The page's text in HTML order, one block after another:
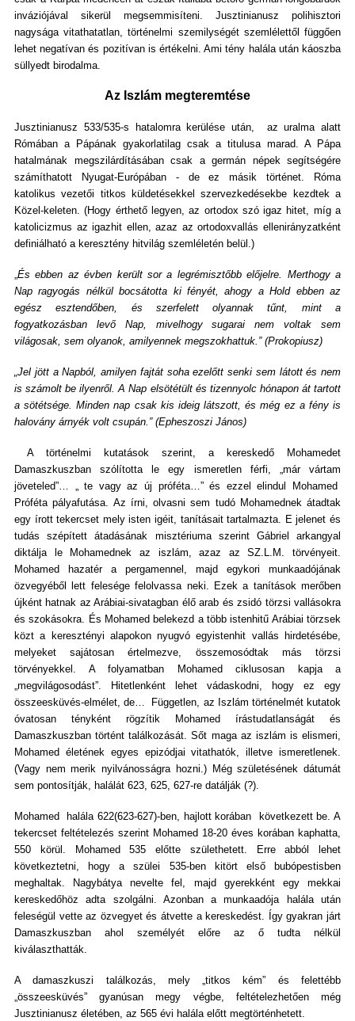
inváziójával sikerül megsemmisíteni. Jusztinianusz polihisztori
nagysága vitathatatlan, történelmi szemilységét szemlélettől függően
lehet negatívan és pozitívan is értékelni. Ami tény halála után káoszba
süllyedt birodalma.
Az Iszlám megteremtése
Jusztinianusz 533/535-s hatalomra kerülése után, az uralma alatt
Rómában a Pápának gyakorlatilag csak a titulusa marad. A Pápa
hatalmának megszilárdításában csak a germán népek segítségére
számíthatott Nyugat-Európában - de ez másik történet. Róma
katolikus vezetői titkos küldetésekkel szervezkedésekbe kezdtek a
Közel-keleten. (Hogy érthető legyen, az ortodox szó igaz hitet, míg a
katolicizmus az igazhit ellen, azaz az ortodoxvallás ellenirányzatként
definiálható a keresztény hitvilág szemléletén belül.)
„És ebben az évben került sor a legrémisztőbb előjelre. Merthogy a
Nap ragyogás nélkül bocsátotta ki fényét, ahogy a Hold ebben az
egész esztendőben, és szerfelett olyannak tűnt, mint a
fogyatkozásban levő Nap, mivelhogy sugarai nem voltak sem
világosak, sem olyanok, amilyennek megszokhattuk.” (Prokopiusz)
„Jel jött a Napból, amilyen fajtát soha ezelőtt senki sem látott és nem
is számolt be ilyenről. A Nap elsötétült és tizennyolc hónapon át tartott
a sötétsége. Minden nap csak kis ideig látszott, és még ez a fény is
halovány árnyék volt csupán.” (Epheszoszi János)
A történelmi kutatások szerint, a kereskedő Mohamedet
Damaszkuszban szólította le egy ismeretlen férfi, „már vártam
jöveteled”… „ te vagy az új próféta…” és ezzel elindul Mohamed
Próféta pályafutása. Az írni, olvasni sem tudó Mohamednek átadtak
egy írott tekercset mely isten igéit, tanításait tartalmazta. E jelenet és
tudás szépített átadásának misztériuma szerint Gábriel arkangyal
diktálja le Mohamednek az iszlám, azaz az SZ.L.M. törvényeit.
Mohamed hazatér a pergamennel, majd egykori munkaadójának
özvegyéből lett felesége felolvassa neki. Ezek a tanítások merőben
újként hatnak az Arábiai-sivatagban élő arab és zsidó törzsi vallásokra
és szokásokra. És Mohamed belekezd a több istenhitű Arábiai törzsek
közt a keresztényi alapokon nyugvó egyistenhit vallás hirdetésébe,
melyeket sajátosan értelmezve, összemosódtak más törzsi
törvényekkel. A folyamatban Mohamed ciklusosan kapja a
„megvilágosodást”. Hitetlenként lehet vádaskodni, hogy ez egy
összeesküvés-elmélet, de… Független, az Iszlám történelmét kutatok
óvatosan tényként rögzítik Mohamed írástudatlanságát és
Damaszkuszban történt találkozását. Sőt maga az iszlám is elismeri,
Mohamed életének egyes epizódjai vitathatók, illetve ismeretlenek.
(Vagy nem merik nyilvánosságra hozni.) Még születésének dátumát
sem pontosítják, halálát 623, 625, 627-re datálják (?).
Mohamed halála 622(623-627)-ben, hajlott korában következett be. A
tekercset feltételezés szerint Mohamed 18-20 éves korában kaphatta,
550 körül. Mohamed 535 előtte születhetett. Erre abból lehet
következtetni, hogy a szülei 535-ben kitört első bubópestisben
meghaltak. Nagybátya nevelte fel, majd gyerekként egy mekkai
kereskedőhöz adta szolgálni. Azonban a munkaadója halála után
feleségül vette az özvegyet és átvette a kereskedést. Így gyakran járt
Damaszkuszban ahol személyét előre az ő tudta nélkül
kiválaszthatták.
A damaszkuszi találkozás, mely „titkos kém” és felettébb
„összeesküvés” gyanúsan megy végbe, feltételezhetően még
Jusztinianusz életében, az 565 évi halála előtt megtörténhetett.